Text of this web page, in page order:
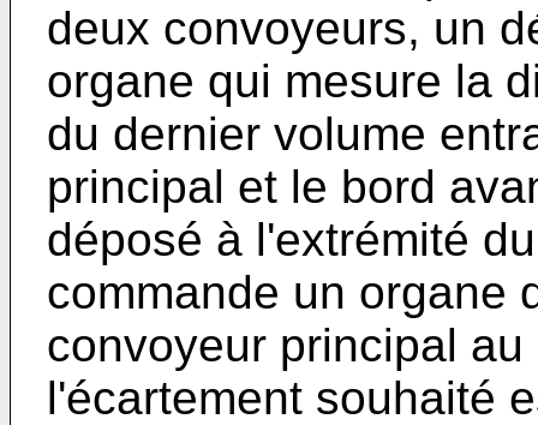
deux convoyeurs, un
organe qui mesure la
du dernier volume
principal et le bord
déposé à l'extrémité
commande un organe
convoyeur principal
l'écartement souhaité